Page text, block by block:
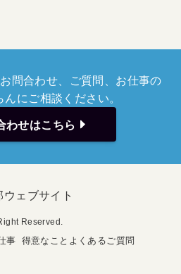
問合わせ、ご質問、お仕事の
にご相談ください。
わせはこちら
ェブサイト
Reserved.
事 得意なこと よくあるご質問